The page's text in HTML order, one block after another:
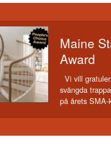
Maine
Award
Vi vill
svängda
på årets